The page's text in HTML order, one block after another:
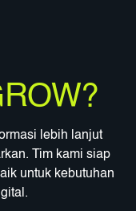
lebih lanjut
Tim kami siap
untuk kebutuhan